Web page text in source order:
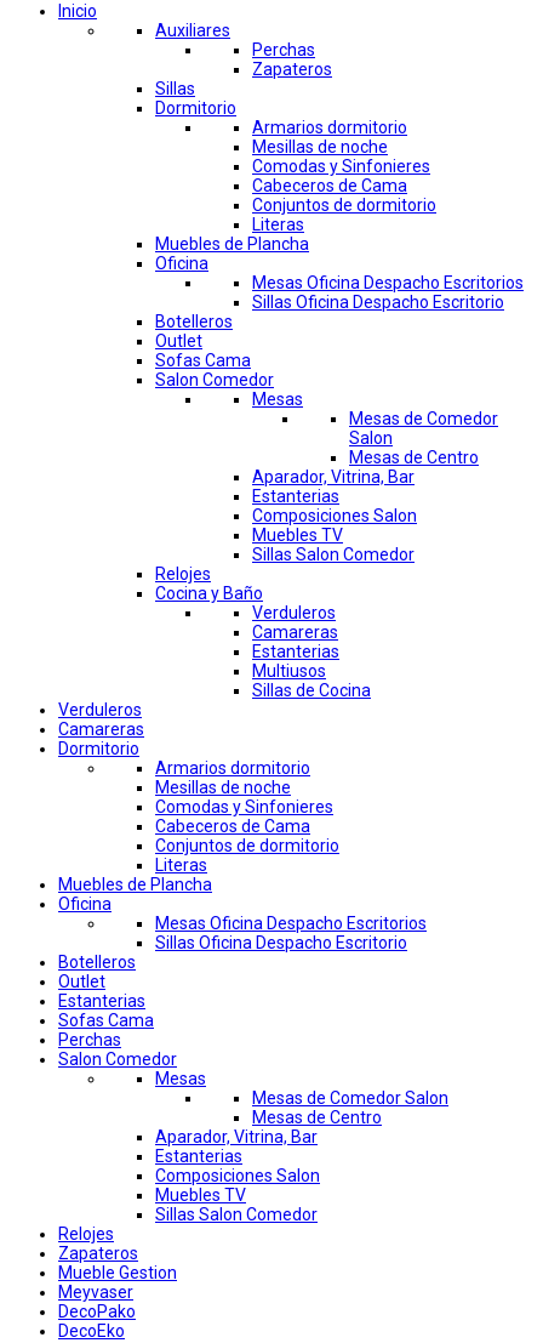
Inicio
Auxiliares
Perchas
Zapateros
Sillas
Dormitorio
Armarios dormitorio
Mesillas de noche
Comodas y Sinfonieres
Cabeceros de Cama
Conjuntos de dormitorio
Literas
Muebles de Plancha
Oficina
Mesas Oficina Despacho Escritorios
Sillas Oficina Despacho Escritorio
Botelleros
Outlet
Sofas Cama
Salon Comedor
Mesas
Mesas de Comedor
Salon
Mesas de Centro
Aparador, Vitrina, Bar
Estanterias
Composiciones Salon
Muebles TV
Sillas Salon Comedor
Relojes
Cocina y Baño
Verduleros
Camareras
Estanterias
Multiusos
Sillas de Cocina
Verduleros
Camareras
Dormitorio
Armarios dormitorio
Mesillas de noche
Comodas y Sinfonieres
Cabeceros de Cama
Conjuntos de dormitorio
Literas
Muebles de Plancha
Oficina
Mesas Oficina Despacho Escritorios
Sillas Oficina Despacho Escritorio
Botelleros
Outlet
Estanterias
Sofas Cama
Perchas
Salon Comedor
Mesas
Mesas de Comedor Salon
Mesas de Centro
Aparador, Vitrina, Bar
Estanterias
Composiciones Salon
Muebles TV
Sillas Salon Comedor
Relojes
Zapateros
Mueble Gestion
Meyvaser
DecoPako
DecoEko